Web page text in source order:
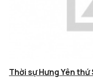
Thời sự Hưng Yên